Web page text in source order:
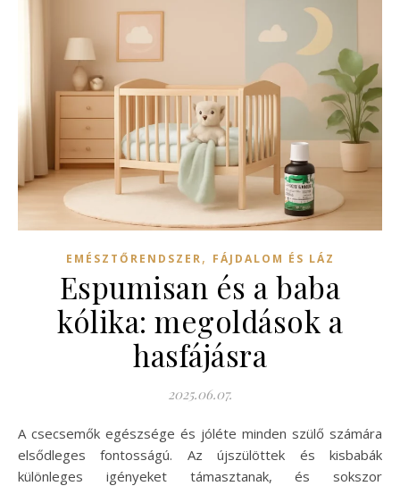
EMÉSZTŐRENDSZER, FÁJDALOM ÉS LÁZ
Espumisan és a baba
kólika: megoldások a
hasfájásra
2025.06.07.
A csecsemők egészsége és jóléte minden szülő számára
elsődleges fontosságú. Az újszülöttek és kisbabák
különleges igényeket támasztanak, és sokszor